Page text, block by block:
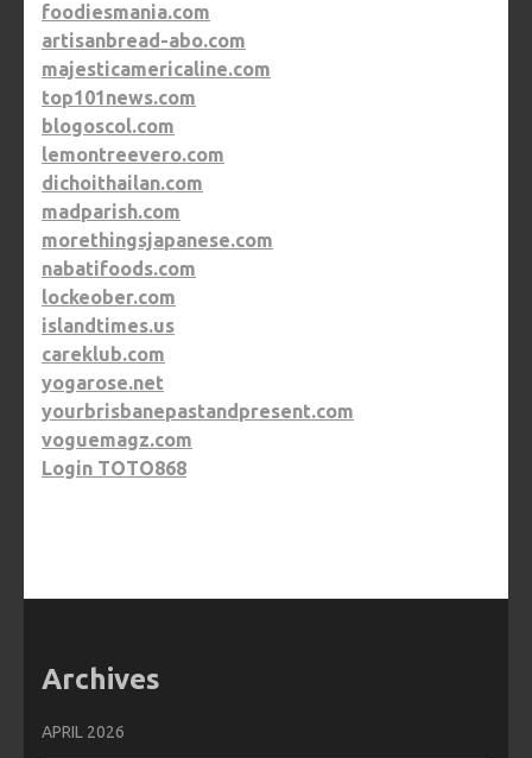
foodiesmania.com
artisanbread-abo.com
majesticamericaline.com
top101news.com
blogoscol.com
lemontreevero.com
dichoithailan.com
madparish.com
morethingsjapanese.com
nabatifoods.com
lockeober.com
islandtimes.us
careklub.com
yogarose.net
yourbrisbanepastandpresent.com
voguemagz.com
Login TOTO868
Archives
APRIL 2026